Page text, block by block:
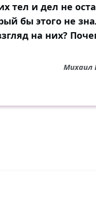
тел и дел не
бы этого не
на них?
Михаил